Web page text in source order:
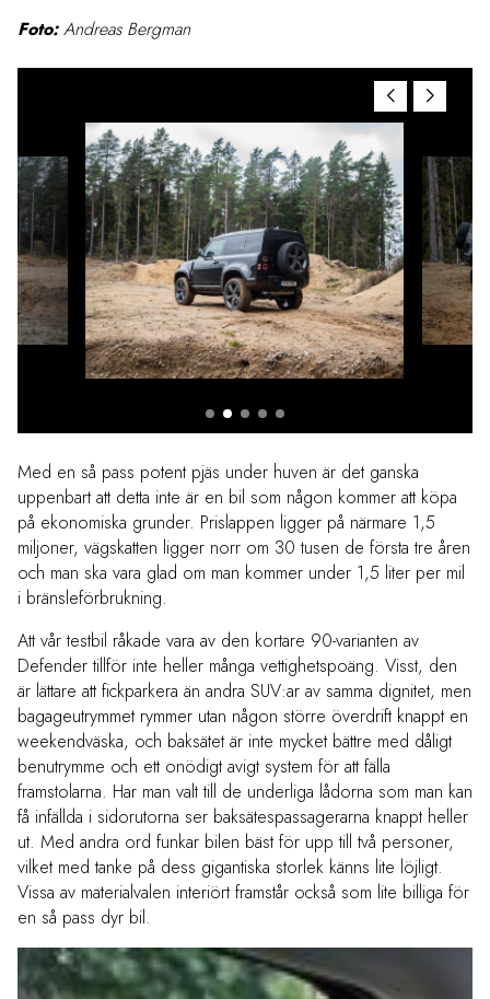
Foto:Andreas Bergman
Med en så pass potent pjäs under huven är det ganska
uppenbart att detta inte är en bil som någon kommer att köpa
på ekonomiska grunder. Prislappen ligger på närmare 1,5
miljoner, vägskatten ligger norr om 30 tusen de första tre åren
och man ska vara glad om man kommer under 1,5 liter per mil
i bränsleförbrukning.
Att vår testbil råkade vara av den kortare 90-varianten av
Defender tillför inte heller många vettighetspoäng. Visst, den
är lättare att fickparkera än andra SUV:ar av samma dignitet, men
bagageutrymmet rymmer utan någon större överdrift knappt en
weekendväska, och baksätet är inte mycket bättre med dåligt
benutrymme och ett onödigt avigt system för att fälla
framstolarna. Har man valt till de underliga lådorna som man kan
få infällda i sidorutorna ser baksätespassagerarna knappt heller
ut. Med andra ord funkar bilen bäst för upp till två personer,
vilket med tanke på dess gigantiska storlek känns lite löjligt.
Vissa av materialvalen interiört framstår också som lite billiga för
en så pass dyr bil.